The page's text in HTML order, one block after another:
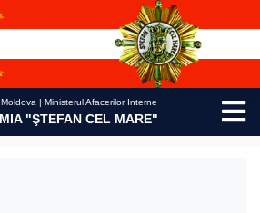
| Ministerul Afacerilor Interne
"ŞTEFAN CEL MARE"